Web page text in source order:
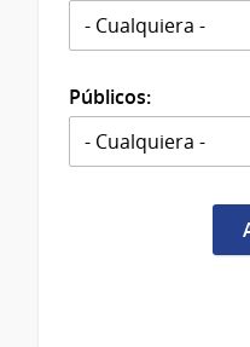
Públicos: